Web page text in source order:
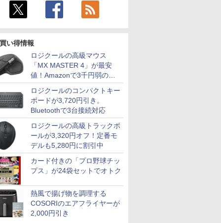
い得情報
ロジクールの高級マウス
「MX MASTER 4」が最安
値！Amazonで3千円弱の割
引
ロジクールのコンパクトキー
ボードが3,720円引き。
Bluetoothで3台接続対応
ロジクールの高級トラックボ
ールが3,320円オフ！定番モ
デルも5,280円に割引中
カード付きの「プロ野球チッ
プス」が24袋セットでオトク
熱風で揚げ物を調理する
COSORIのエアフライヤーが
2,000円引き